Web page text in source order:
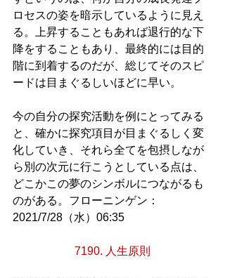
ロセスの姿を暗示しているように見え
る。上昇することもあれば退行的な下
降をすることもあり、最終的には目的
階に到着するのだが、総じてそのスピ
ードは目まぐるしいほどに早い。
今の自分の探究活動を例にとってみる
と、確かに探究項目が目まぐるしく変
化していき、それら全てを包摂しなが
ら別の次元に行こうとしている点は、
どこかこの夢のシンボルにつながるも
のがある。フローニンゲン：
2021/7/28（水）06:35
7190. 人生原則